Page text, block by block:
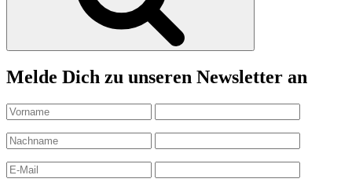
Melde Dich zu unseren Newsletter an